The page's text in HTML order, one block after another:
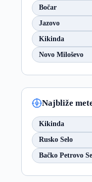
Bočar
Jazovo
Kikinda
Novo Miloševo
Najbliže
Kikinda
Rusko Selo
Bačko Petrovo